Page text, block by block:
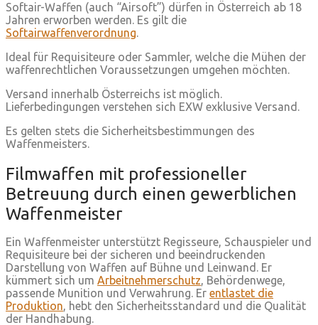
Softair-Waffen (auch “Airsoft”) dürfen in Österreich ab 18
Jahren erworben werden. Es gilt die
Softairwaffenverordnung.
Ideal für Requisiteure oder Sammler, welche die Mühen der
waffenrechtlichen Voraussetzungen umgehen möchten.
Versand innerhalb Österreichs ist möglich.
Lieferbedingungen verstehen sich EXW exklusive Versand.
Es gelten stets die Sicherheitsbestimmungen des
Waffenmeisters.
Filmwaffen mit professioneller
Betreuung durch einen gewerblichen
Waffenmeister
Ein Waffenmeister unterstützt Regisseure, Schauspieler und
Requisiteure bei der sicheren und beeindruckenden
Darstellung von Waffen auf Bühne und Leinwand. Er
kümmert sich um Arbeitnehmerschutz, Behördenwege,
passende Munition und Verwahrung. Er entlastet die
Produktion, hebt den Sicherheitsstandard und die Qualität
der Handhabung.